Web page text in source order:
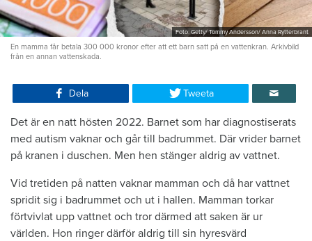
Foto: Getty/ Tommy Andersson/ Anna Rytterbrant
En mamma får betala 300 000 kronor efter att ett barn satt på en vattenkran. Arkivbild
från en annan vattenskada.
Dela Tweeta
Det är en natt hösten 2022. Barnet som har diagnostiserats
med autism vaknar och går till badrummet. Där vrider barnet
på kranen i duschen. Men hen stänger aldrig av vattnet.
Vid tretiden på natten vaknar mamman och då har vattnet
spridit sig i badrummet och ut i hallen. Mamman torkar
förtvivlat upp vattnet och tror därmed att saken är ur
världen. Hon ringer därför aldrig till sin hyresvärd